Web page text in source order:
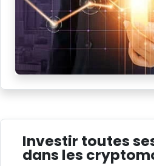
Investir toutes
dans les